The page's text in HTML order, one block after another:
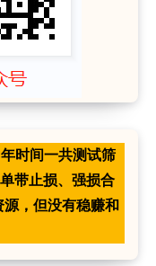
时间一共测试筛
带止损、强损合
，但没有稳赚和